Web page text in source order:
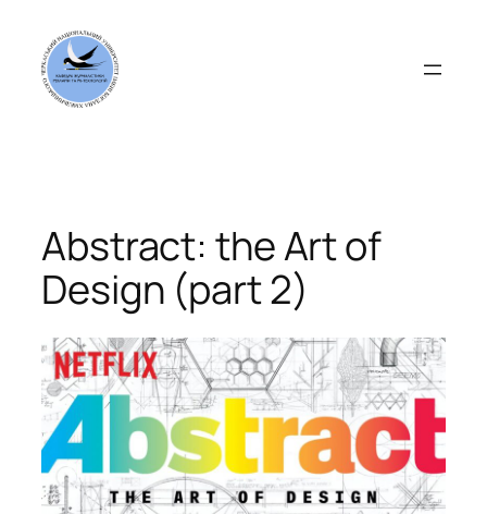
вмісту
Abstract: the Art of
Design (part 2)